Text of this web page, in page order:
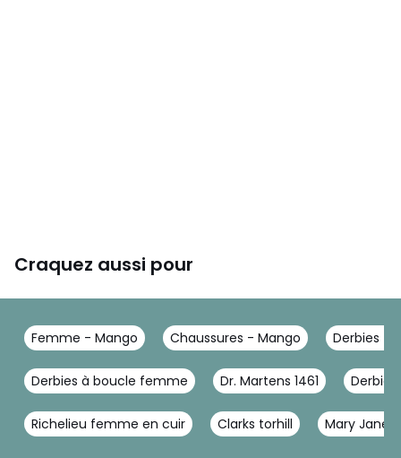
Craquez aussi pour
Femme - Mango Chaussures - Mango Derbies -
Derbies à boucle femme Dr. Martens 1461
Richelieu femme en cuir Clarks torhill Mary Jane